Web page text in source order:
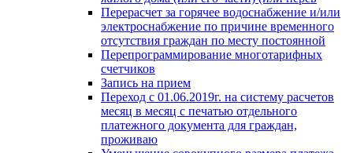
Перерасчет за горячее водоснабжение и/или
электроснабжение по причине временного
отсутствия граждан по месту постоянной
Перепрограммирование многотарифных
счетчиков
Запись на прием
Переход с 01.06.2019г. на систему расчетов
месяц в месяц с печатью отдельного
платежного документа для граждан,
проживаю